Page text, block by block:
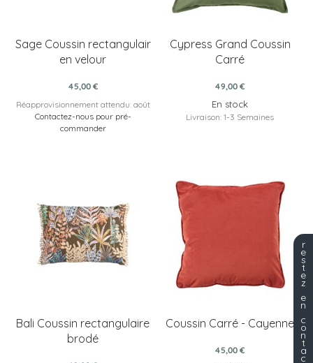
Sage Coussin rectangulair
en velour
45,00 €
Réapprovisionnement attendu: août
Contactez-nous pour pré-
commander
Cypress Grand Coussin
Carré
49,00 €
En stock
Livraison: 1-3 Semaines
Bali Coussin rectangulaire
brodé
Coussin Carré - Cayenne
45,00 €
r
e
s
t
e
z
e
n
c
o
n
t
a
c